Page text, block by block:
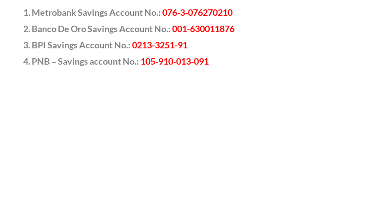
Metrobank Savings Account No.:076-3-076270210
Banco De Oro Savings Account No.:001-630011876
BPI Savings Account No.:0213-3251-91
PNB – Savings account No.: 105-910-013-091